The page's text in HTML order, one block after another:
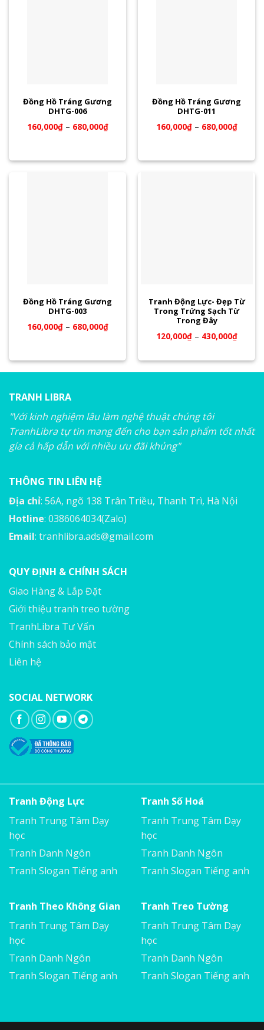
Đồng Hồ Tráng Gương
DHTG-006
160,000₫– 680,000₫
Đồng Hồ Tráng Gương
DHTG-011
160,000₫– 680,000₫
Đồng Hồ Tráng Gương
DHTG-003
160,000₫– 680,000₫
Tranh Động Lực- Đẹp Từ
Trong Trứng Sạch Từ
Trong Đây
120,000₫– 430,000₫
TRANH LIBRA
"Với kinh nghiệm lâu làm nghệ thuật chúng tôi
TranhLibra tự tin mang đến cho bạn sản phẩm tốt nhất
gía cả hấp dẫn với nhiều ưu đãi khủng"
THÔNG TIN LIÊN HỆ
Địa chỉ: 56A, ngõ 138 Trân Triều, Thanh Trì, Hà Nội
Hotline: 0386064034(Zalo)
Email: tranhlibra.ads@gmail.com
QUY ĐỊNH & CHÍNH SÁCH
Giao Hàng & Lắp Đặt
Giới thiệu tranh treo tường
TranhLibra Tư Vấn
Chính sách bảo mật
Liên hệ
SOCIAL NETWORK
Tranh Động Lực
Tranh Trung Tâm Dạy
học
Tranh Danh Ngôn
Tranh Slogan Tiếng anh
Tranh Số Hoá
Tranh Trung Tâm Dạy
học
Tranh Danh Ngôn
Tranh Slogan Tiếng anh
Tranh Theo Không Gian
Tranh Trung Tâm Dạy
học
Tranh Danh Ngôn
Tranh Slogan Tiếng anh
Tranh Treo Tường
Tranh Trung Tâm Dạy
học
Tranh Danh Ngôn
Tranh Slogan Tiếng anh